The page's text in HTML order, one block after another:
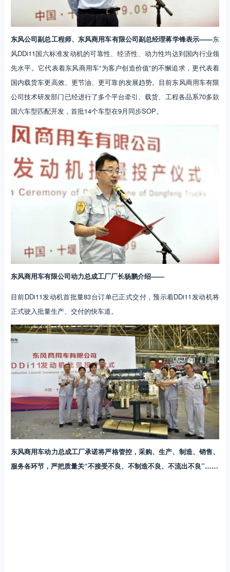
东风公司副总工程师、东风商用车有限公司副总经理蒋学锋表示——东
风DDi11国六标准发动机的可靠性、经济性、动力性均达到国内行业领
先水平。它代表着东风商用车“为客户创造价值”的不懈追求，更代表着
国内载货车更高效、更节油、更可靠的发展趋势。目前东风商用车有限
公司技术研发部门已经进行了多个平台牵引、载货、工程各品系70多款
国六车型匹配开发，首批14个车型在9月同步SOP。
东风商用车有限公司动力总成工厂厂长杨鹏介绍——
目前DDi11发动机首批量83台订单已正式交付，预示着DDi11发动机将
正式驶入批量生产、交付的快车道。
东风商用车动力总成工厂承诺将严格管控， 采购、生产、制造、销售、
服务各环节， 严把质量关“不接受不良、不制造不良、不流出不良”……